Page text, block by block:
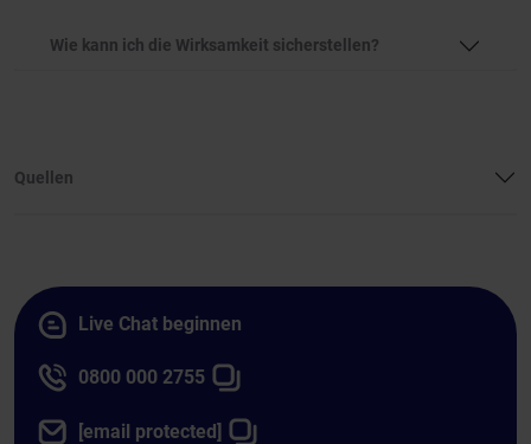
Wie kann ich die Wirksamkeit sicherstellen?
Quellen
Live Chat beginnen
0800 000 2755
[email protected]